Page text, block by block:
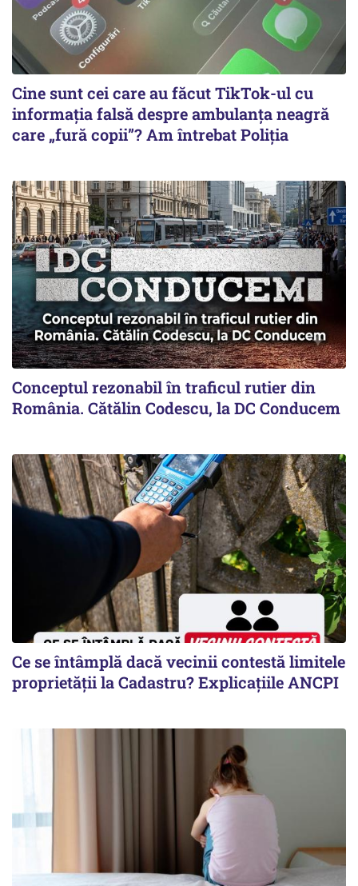
Cine sunt cei care au făcut TikTok-ul cu
informația falsă despre ambulanța neagră
care „fură copii”? Am întrebat Poliția
Conceptul rezonabil în traficul rutier din
România. Cătălin Codescu, la DC Conducem
Ce se întâmplă dacă vecinii contestă limitele
proprietății la Cadastru? Explicațiile ANCPI